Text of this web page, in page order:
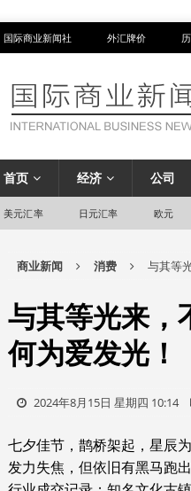
国际商业新闻社 外汇牌价
首页 经济 公司
美元汇率 日元汇率 欧元
商业新闻 消费 与其等
与其等光来，
何为爱发光！
2024年8月15日 星期四 10:14
七夕佳节，鹊桥架起，星辰
发力失焦，但依旧有黑马跑